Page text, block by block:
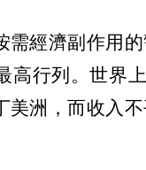
需經濟副作用
高行列。世界
美洲，而收入